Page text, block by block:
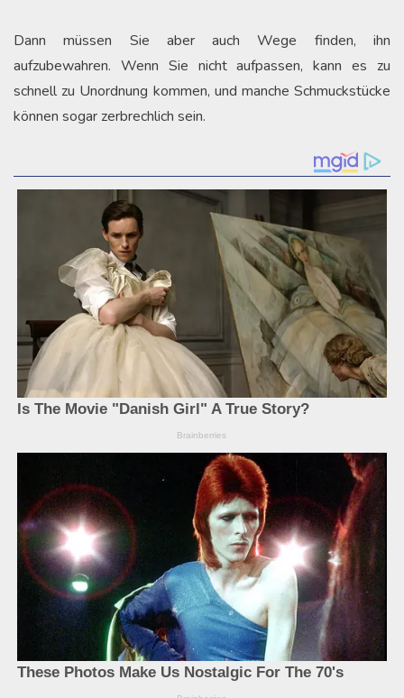
Dann müssen Sie aber auch Wege finden, ihn
aufzubewahren. Wenn Sie nicht aufpassen, kann es zu
schnell zu Unordnung kommen, und manche Schmuckstücke
können sogar zerbrechlich sein.